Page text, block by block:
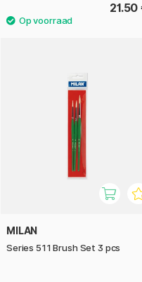
21.50
MILAN
Series 511 Brush Set 3 pcs